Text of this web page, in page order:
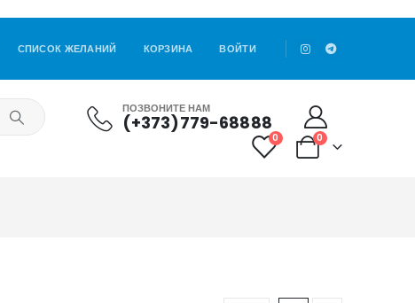
СПИСОК ЖЕЛАНИЙ КОРЗИНА ВОЙТИ
ПОЗВОНИТЕ НАМ
(+373)779-68888
0 0